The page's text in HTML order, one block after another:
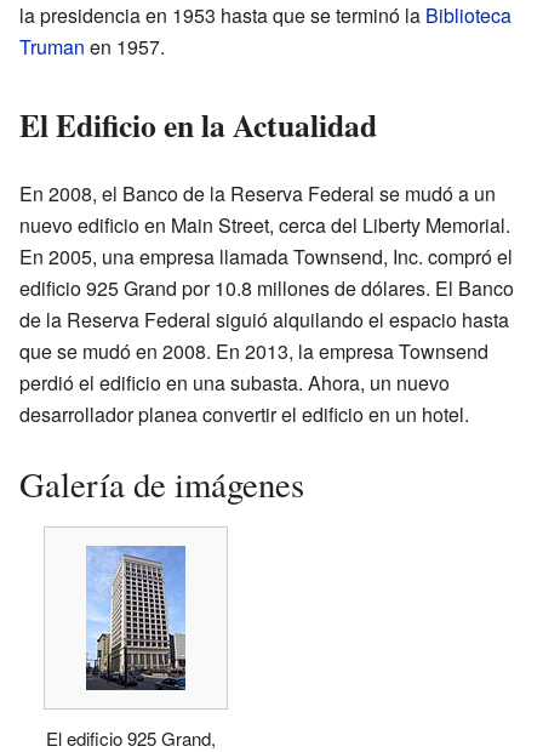
la presidencia en 1953 hasta que se terminó la Biblioteca
Truman en 1957.
El Edificio en la Actualidad
En 2008, el Banco de la Reserva Federal se mudó a un
nuevo edificio en Main Street, cerca del Liberty Memorial.
En 2005, una empresa llamada Townsend, Inc. compró el
edificio 925 Grand por 10.8 millones de dólares. El Banco
de la Reserva Federal siguió alquilando el espacio hasta
que se mudó en 2008. En 2013, la empresa Townsend
perdió el edificio en una subasta. Ahora, un nuevo
desarrollador planea convertir el edificio en un hotel.
Galería de imágenes
El edificio 925 Grand,